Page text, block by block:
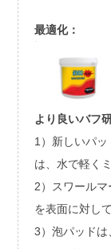
最適化：
より良いバフ
1）新しいパ
は、水で軽く
2）スワール
を表面に対し
3）泡パッド